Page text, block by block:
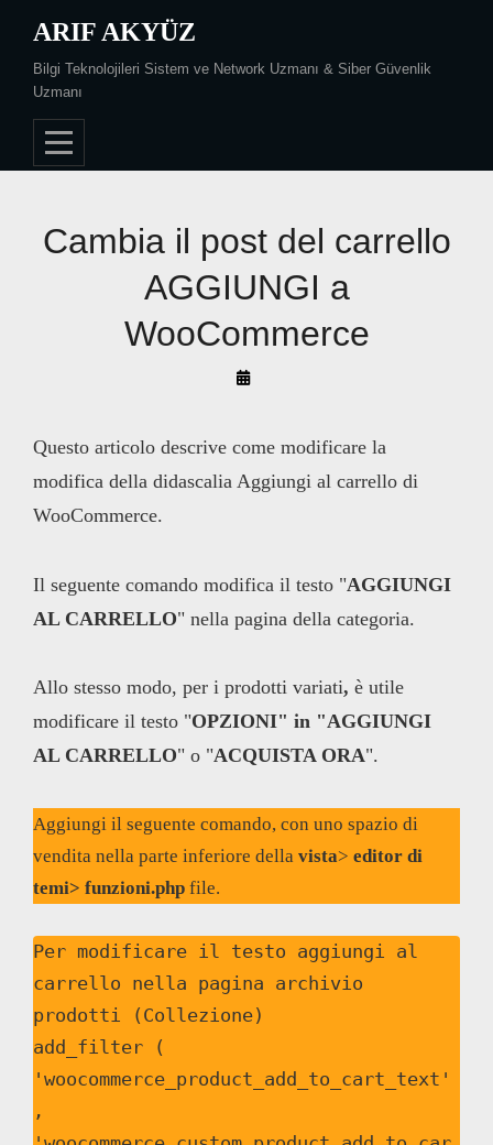
content
ARIF AKYÜZ
Bilgi Teknolojileri Sistem ve Network Uzmanı & Siber Güvenlik
Uzmanı
Cambia il post del carrello
AGGIUNGI a
WooCommerce
By
Questo articolo descrive come modificare la
modifica della didascalia Aggiungi al carrello di
WooCommerce.
Il seguente comando modifica il testo "AGGIUNGI
AL CARRELLO" nella pagina della categoria.
Allo stesso modo, per i prodotti variati, è utile
modificare il testo "OPZIONI" in "AGGIUNGI
AL CARRELLO" o "ACQUISTA ORA".
Aggiungi il seguente comando, con uno spazio di
vendita nella parte inferiore della vista> editor di
temi> funzioni.php file.
Per modificare il testo aggiungi al
carrello nella pagina archivio
prodotti (Collezione)
add_filter (
'woocommerce_product_add_to_cart_text'
,